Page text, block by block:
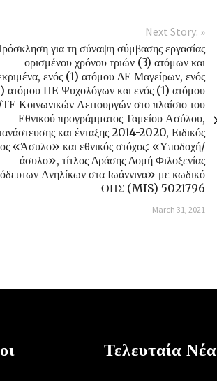
Next Story: »
για τη σύναψη σύμβασης εργασίας
ορισμένου χρόνου τριών (3) ατόμων και
ενός (1) ατόμου ΔΕ Μαγείρων, ενός
ατόμου ΠΕ Ψυχολόγων και ενός (1) ατόμου
Κοινωνικών Λειτουργών στο πλαίσιο του
Εθνικού προγράμματος Ταμείου Ασύλου,
και ένταξης 2014-2020, Ειδικός
«Άσυλο» και εθνικός στόχος: «Υποδοχή/
άσυλο», τίτλος Δράσης Δομή Φιλοξενίας
Ανηλίκων στα Ιωάννινα» με κωδικό
ΟΠΣ (MIS) 5021796
March 31, 2021
Τελευταία Νέα